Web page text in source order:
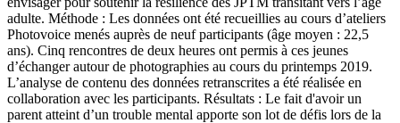
adulte. Méthode : Les données ont été recueillies au cours d’ateliers
Photovoice menés auprès de neuf participants (âge moyen : 22,5
ans). Cinq rencontres de deux heures ont permis à ces jeunes
d’échanger autour de photographies au cours du printemps 2019.
L’analyse de contenu des données retranscrites a été réalisée en
collaboration avec les participants. Résultats : Le fait d'avoir un
parent atteint d’un trouble mental apporte son lot de défis lors de la